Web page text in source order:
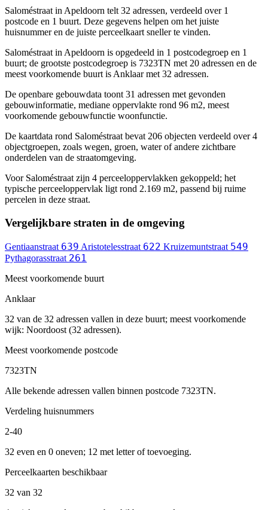
Saloméstraat in Apeldoorn telt 32 adressen, verdeeld over 1
postcode en 1 buurt. Deze gegevens helpen om het juiste
huisnummer en de juiste perceelkaart sneller te vinden.
Saloméstraat in Apeldoorn is opgedeeld in 1 postcodegroep en 1
buurt; de grootste postcodegroep is 7323TN met 20 adressen en de
meest voorkomende buurt is Anklaar met 32 adressen.
De openbare gebouwdata toont 31 adressen met gevonden
gebouwinformatie, mediane oppervlakte rond 96 m2, meest
voorkomende gebouwfunctie woonfunctie.
De kaartdata rond Saloméstraat bevat 206 objecten verdeeld over 4
objectgroepen, zoals wegen, groen, water of andere zichtbare
onderdelen van de straatomgeving.
Voor Saloméstraat zijn 4 perceeloppervlakken gekoppeld; het
typische perceeloppervlak ligt rond 2.169 m2, passend bij ruime
percelen in deze straat.
Vergelijkbare straten in de omgeving
Gentiaanstraat 639 Aristotelesstraat 622 Kruizemuntstraat 549
Pythagorasstraat 261
Meest voorkomende buurt
Anklaar
32 van de 32 adressen vallen in deze buurt; meest voorkomende
wijk: Noordoost (32 adressen).
Meest voorkomende postcode
7323TN
Alle bekende adressen vallen binnen postcode 7323TN.
Verdeling huisnummers
2-40
32 even en 0 oneven; 12 met letter of toevoeging.
Perceelkaarten beschikbaar
32 van 32